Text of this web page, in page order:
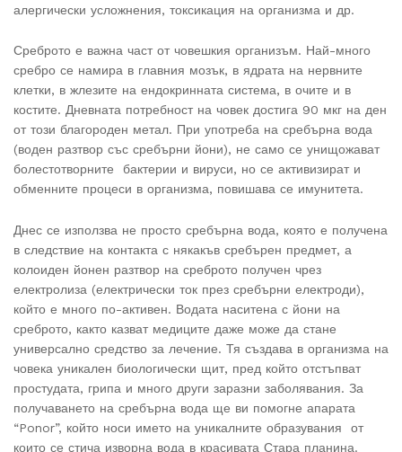
алергически усложнения, токсикация на организма и др.
Среброто е важна част от човешкия организъм. Най-много
сребро се намира в главния мозък, в ядрата на нервните
клетки, в жлезите на ендокринната система, в очите и в
костите. Дневната потребност на човек достига 90 мкг на ден
от този благороден метал. При употреба на сребърна вода
(воден разтвор със сребърни йони), не само се унищожават
болестотворните бактерии и вируси, но се активизират и
обменните процеси в организма, повишава се имунитета.
Днес се използва не просто сребърна вода, която е получена
в следствие на контакта с някакъв сребърен предмет, а
колоиден йонен разтвор на среброто получен чрез
електролиза (електрически ток през сребърни електроди),
който е много по-активен. Водата наситена с йони на
среброто, както казват медиците даже може да стане
универсално средство за лечение. Тя създава в организма на
човека уникален биологически щит, пред който отстъпват
простудата, грипа и много други заразни заболявания. За
получаването на сребърна вода ще ви помогне апарата
“Ponor”, който носи името на уникалните образувания от
които се стича изворна вода в красивата Стара планина.